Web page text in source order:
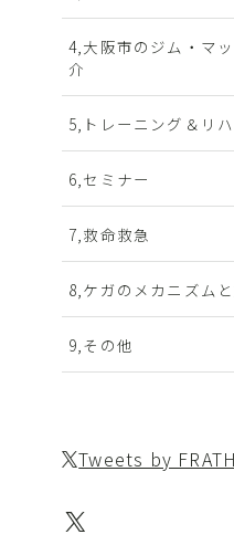
4,大阪市のジム・マ
介
5,トレーニング＆リハ
6,セミナー
7,救命救急
8,ケガのメカニズム
9,その他
Tweets by
X